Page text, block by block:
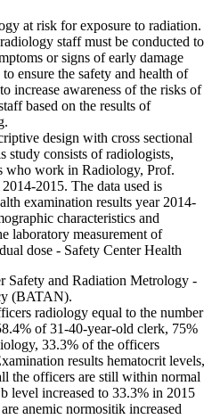
at risk for exposure to radiation.
staff must be conducted to
or signs of early damage
ensure the safety and health of
increase awareness of the risks of
based on the results of
design with cross sectional
study consists of radiologists,
who work in Radiology, Prof.
2015. The data used is
examination results year 2014-
characteristics and
laboratory measurement of
dose - Safety Center Health
Safety and Radiation Metrology -
(BATAN).
radiology equal to the number
of 31-40-year-old clerk, 75%
33.3% of the officers
results hematocrit levels,
the officers are still within normal
level increased to 33.3% in 2015
anemic normositik increased